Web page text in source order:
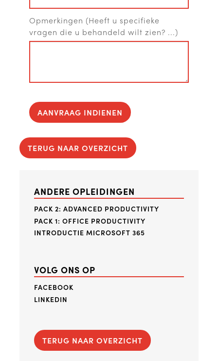
Opmerkingen (Heeft u specifieke
vragen die u behandeld wilt zien? ...)
AANVRAAG INDIENEN
TERUG NAAR OVERZICHT
ANDERE OPLEIDINGEN
PACK 2: ADVANCED PRODUCTIVITY
PACK 1: OFFICE PRODUCTIVITY
INTRODUCTIE MICROSOFT 365
VOLG ONS OP
FACEBOOK
LINKEDIN
TERUG NAAR OVERZICHT